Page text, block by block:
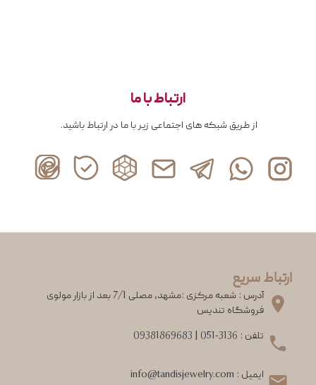
ارتباط با ما
از طریق شبکه های اجتماعی زیر با ما در ارتباط باشید.
ارتباط سریع
آدرس : شعبه مرکزی :مشهد، مصلی 7/1 بعد از بازار مولوی
فروشگاه تندیس
تلفن : 051-3136
09381869683
ایمیل : info@tandisjewelry.com